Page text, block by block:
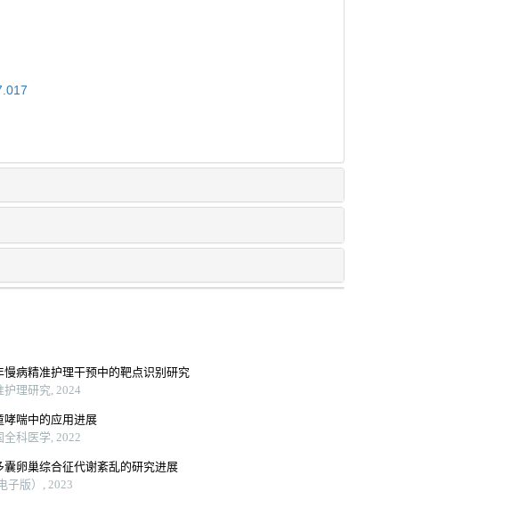
慢病精准护理干预中的靶点识别研究
护理研究, 2024
哮喘中的应用进展
全科医学, 2022
囊卵巢综合征代谢紊乱的研究进展
子版）, 2023